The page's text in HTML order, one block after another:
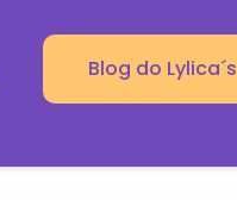
Blog do Lylica´s